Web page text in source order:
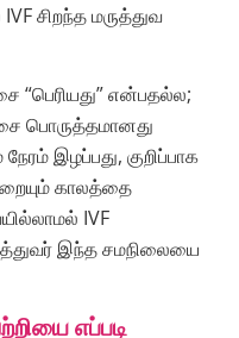
சிறந்த மருத்துவ
“பெரியது” என்பதல்ல;
பொருத்தமானது
இழப்பது, குறிப்பாக
காலத்தை
IVF
இந்த சமநிலையை
எப்படி